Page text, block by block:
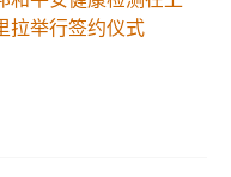
拉举行签约仪式